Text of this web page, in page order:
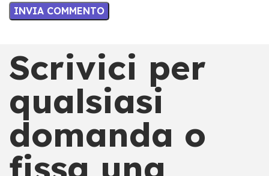
Scrivici per
qualsiasi
domanda o
fissa una